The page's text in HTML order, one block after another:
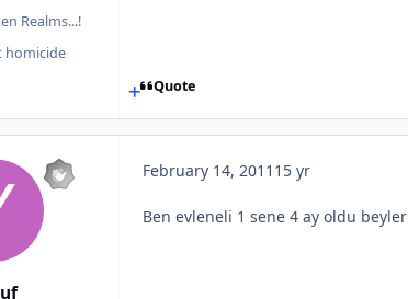
Realms...!
homicide
Quote
February 14, 2011 15 yr
Ben evleneli 1 sene 4 ay oldu beyler